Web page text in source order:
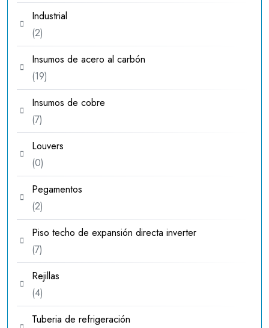
productos
Industrial
22
productos
Insumos de acero al carbón
1919
productos
Insumos de cobre
77
productos
Louvers
00
productos
Pegamentos
22
productos
Piso techo de expansión directa inverter
77
productos
Rejillas
44
productos
Tuberia de refrigeración